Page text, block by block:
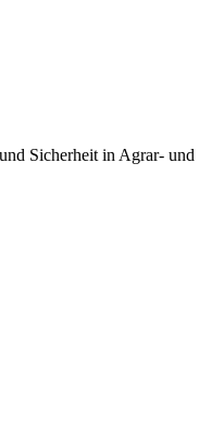
Sicherheit in Agrar- und